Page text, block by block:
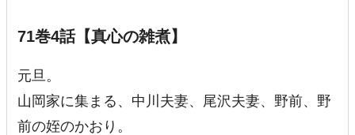
71巻4話【真心の雑煮】
元旦。
山岡家に集まる、中川夫妻、尾沢夫妻、野前、野
前の姪のかおり。